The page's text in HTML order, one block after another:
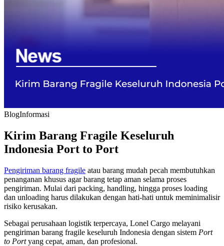
BlogInformasi
Kirim Barang Fragile Keseluruh
Indonesia Port to Port
Pengiriman barang fragile atau barang mudah pecah membutuhkan
penanganan khusus agar barang tetap aman selama proses
pengiriman. Mulai dari packing, handling, hingga proses loading
dan unloading harus dilakukan dengan hati-hati untuk meminimalisir
risiko kerusakan.
Sebagai perusahaan logistik terpercaya, Lonel Cargo melayani
pengiriman barang fragile keseluruh Indonesia dengan sistem Port
to Portyang cepat, aman, dan profesional.